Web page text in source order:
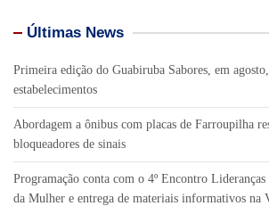
Últimas News
Primeira edição do Guabiruba Sabores, em
estabelecimentos
Abordagem a ônibus com placas de Farroupilha
bloqueadores de sinais
Programação conta com o 4º Encontro
da Mulher e entrega de materiais informativos na